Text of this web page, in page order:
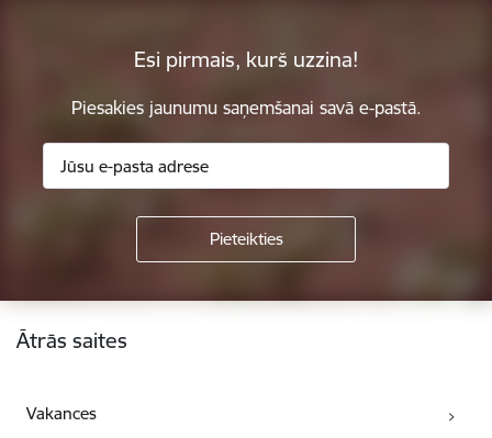
Esi pirmais, kurš uzzina!
Piesakies jaunumu saņemšanai savā e-pastā.
Kājene
Ātrās saites
Vakances